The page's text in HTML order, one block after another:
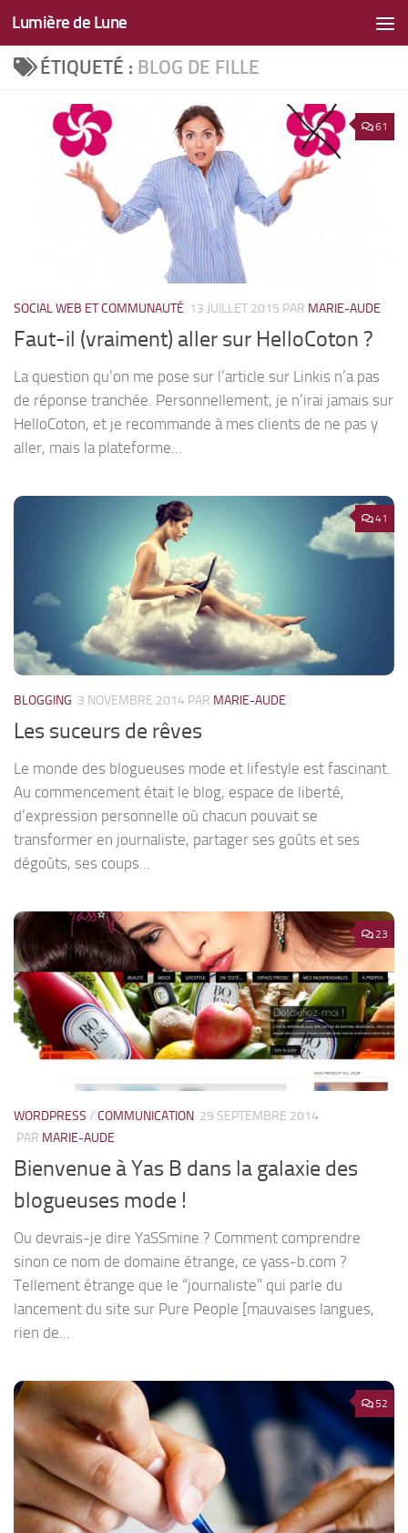
Skip to content
Lumière de Lune
ÉTIQUETÉ : BLOG DE FILLE
61
SOCIAL WEB ET COMMUNAUTÉ 13 JUILLET 2015 PAR MARIE-AUDE
Faut-il (vraiment) aller sur HelloCoton ?
La question qu’on me pose sur l’article sur Linkis n’a pas
de réponse tranchée. Personnellement, je n’irai jamais sur
HelloCoton, et je recommande à mes clients de ne pas y
aller, mais la plateforme...
41
BLOGGING 3 NOVEMBRE 2014 PAR MARIE-AUDE
Les suceurs de rêves
Le monde des blogueuses mode et lifestyle est fascinant.
Au commencement était le blog, espace de liberté,
d’expression personnelle où chacun pouvait se
transformer en journaliste, partager ses goûts et ses
dégoûts, ses coups...
23
WORDPRESS / COMMUNICATION 29 SEPTEMBRE 2014
PAR MARIE-AUDE
Bienvenue à Yas B dans la galaxie des
blogueuses mode !
Ou devrais-je dire YaSSmine ? Comment comprendre
sinon ce nom de domaine étrange, ce yass-b.com ?
Tellement étrange que le “journaliste” qui parle du
lancement du site sur Pure People [mauvaises langues,
rien de...
52